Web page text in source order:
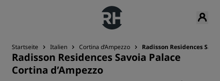
Startseite Italien Cortina d’Ampezzo Radisson Residences
Radisson Residences Savoia Palace
Cortina d’Ampezzo